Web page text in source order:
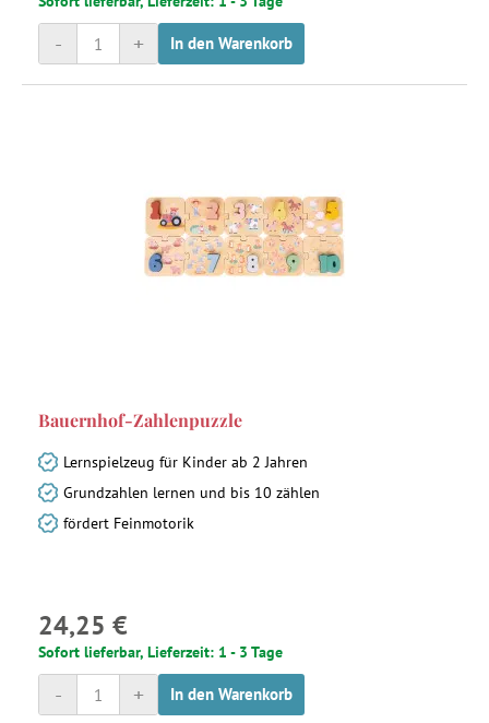
+
- In den Warenkorb
Bauernhof-Zahlenpuzzle
Lernspielzeug für Kinder ab 2 Jahren
Grundzahlen lernen und bis 10 zählen
fördert Feinmotorik
24,25 €
Sofort lieferbar, Lieferzeit: 1 - 3 Tage
+
- In den Warenkorb